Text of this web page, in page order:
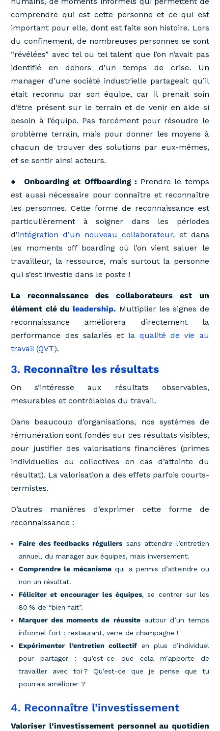
comprendre qui est cette personne et ce qui est
important pour elle, dont est faite son histoire. Lors
du confinement, de nombreuses personnes se sont
“révélées” avec tel ou tel talent que l’on n’avait pas
identifié en dehors d’un temps de crise. Un
manager d’une société industrielle partageait qu’il
était reconnu par son équipe, car il prenait soin
d’être présent sur le terrain et de venir en aide si
besoin à l’équipe. Pas forcément pour résoudre le
problème terrain, mais pour donner les moyens à
chacun de trouver des solutions par eux-mêmes,
et se sentir ainsi acteurs.
●Onboarding et Offboarding : Prendre le temps
est aussi nécessaire pour connaître et reconnaître
les personnes. Cette forme de reconnaissance est
particulièrement à soigner dans les périodes
d’intégration d’un nouveau collaborateur, et dans
les moments off boarding où l’on vient saluer le
travailleur, la ressource, mais surtout la personne
qui s’est investie dans le poste !
La reconnaissance des collaborateurs est un
élément clé du leadership. Multiplier les signes de
reconnaissance améliorera directement la
performance des salariés et la qualité de vie au
travail (QVT).
3. Reconnaître les résultats
On s’intéresse aux résultats observables,
mesurables et contrôlables du travail.
Dans beaucoup d’organisations, nos systèmes de
rémunération sont fondés sur ces résultats visibles,
pour justifier des valorisations financières (primes
individuelles ou collectives en cas d’atteinte du
résultat). La valorisation a des effets parfois courts-
termistes.
D’autres manières d’exprimer cette forme de
reconnaissance :
Faire des feedbacks réguliers sans attendre l’entretien
annuel, du manager aux équipes, mais inversement.
Comprendre le mécanisme qui a permis d’atteindre ou
non un résultat.
Féliciter et encourager les équipes, se centrer sur les
80 % de “bien fait”.
Marquer des moments de réussiteautour d’un temps
informel fort : restaurant, verre de champagne !
Expérimenter l’entretien collectifen plus d’individuel
pour partager : qu’est-ce que cela m’apporte de
travailler avec toi ? Qu’est-ce que je pense que tu
pourrais améliorer ?
4. Reconnaître l’investissement
Valoriser l’investissement personnel au quotidien